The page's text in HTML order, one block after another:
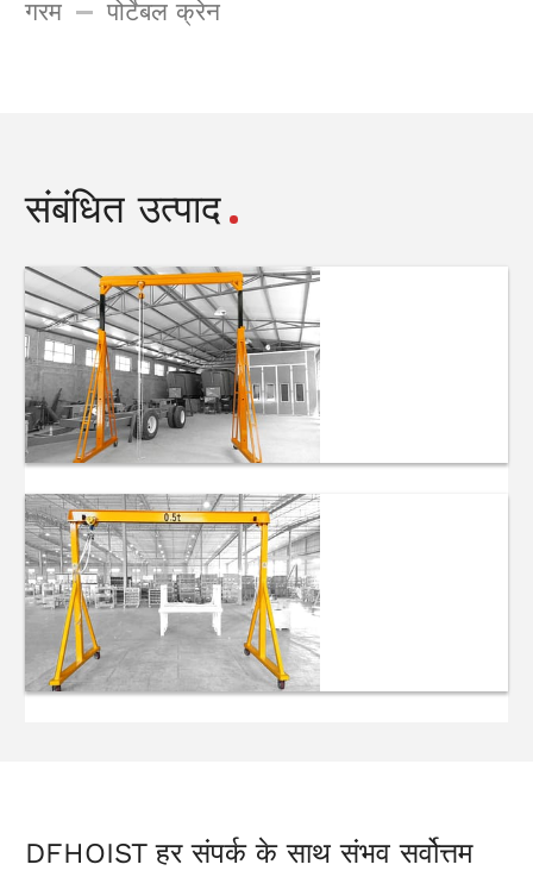
गरम
पोर्टेबल क्रेन
संबंधित उत्पाद
समायोज्य पोर्टेबल
क्रेन
DFHOIST हर संपर्क के साथ संभव सर्वोत्तम